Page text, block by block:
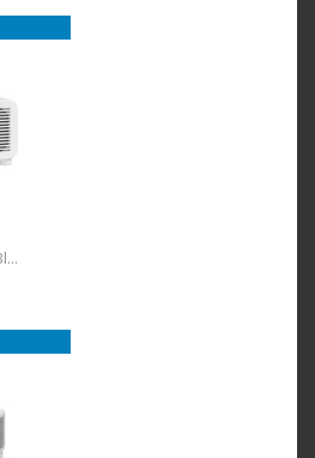
4K (3840x2400) 10 000lm Blanc